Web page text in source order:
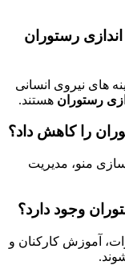
اندازی رستوران
های نیروی انسانی
رستوران هستند.
را کاهش داد؟
منو، مدیریت
وجود دارد؟
آموزش کارکنان و